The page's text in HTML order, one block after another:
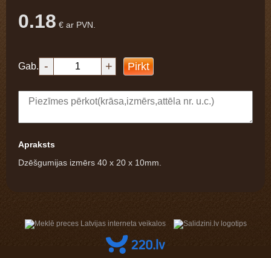
0.18 € ar PVN.
Gab. - + Pirkt
Apraksts
Dzēšgumijas izmērs 40 x 20 x 10mm.